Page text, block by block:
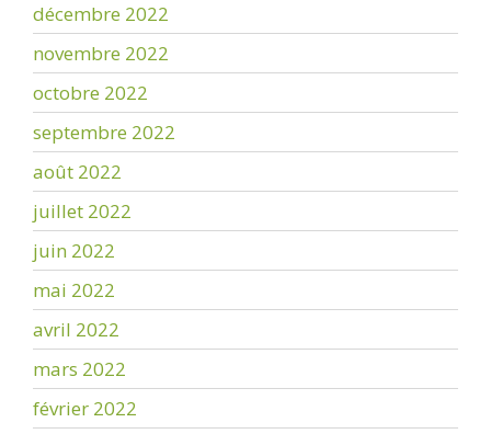
décembre 2022
novembre 2022
octobre 2022
septembre 2022
août 2022
juillet 2022
juin 2022
mai 2022
avril 2022
mars 2022
février 2022